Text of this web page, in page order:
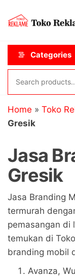
content
Categories
Home » Toko
Gresik
Jasa
Gresik
Jasa Branding
termurah
pemasangan di
temukan di
branding mobil
Avanza,